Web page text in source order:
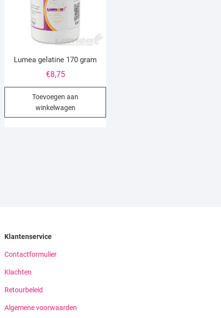
Lumea gelatine 170 gram
€8,75
Toevoegen aan
winkelwagen
Klantenservice
Contactformulier
Klachten
Retourbeleid
Algemene voorwaarden